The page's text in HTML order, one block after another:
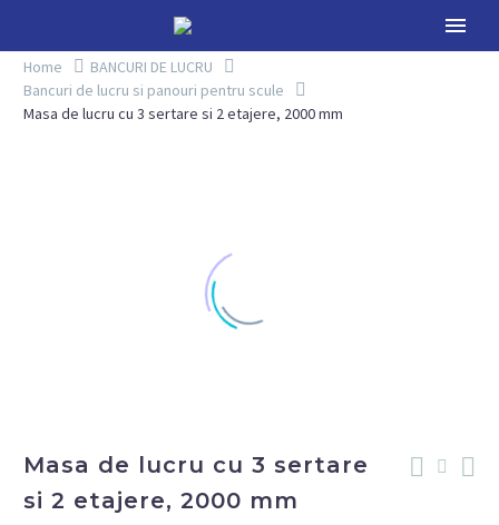
Home
BANCURI DE LUCRU
Bancuri de lucru si panouri pentru scule
Masa de lucru cu 3 sertare si 2 etajere, 2000 mm
Masa de lucru cu 3 sertare
si 2 etajere, 2000 mm